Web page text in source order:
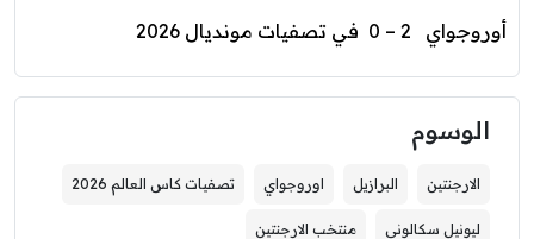
أوروجواي 2 – 0 في تصفيات مونديال 2026
الوسوم
الارجنتين البرازيل اوروجواي تصفيات كاس العالم 2026
ليونيل سكالوني منتخب الارجنتين